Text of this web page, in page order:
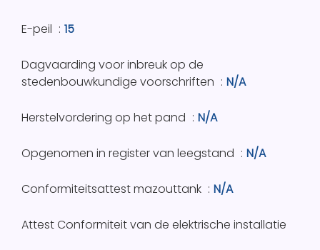
E-peil 15
Dagvaarding voor inbreuk op de
stedenbouwkundige voorschriften
N/A
Herstelvordering op het pand N/A
Opgenomen in register van leegstand N/A
Conformiteitsattest mazouttank N/A
Attest Conformiteit van de elektrische installatie